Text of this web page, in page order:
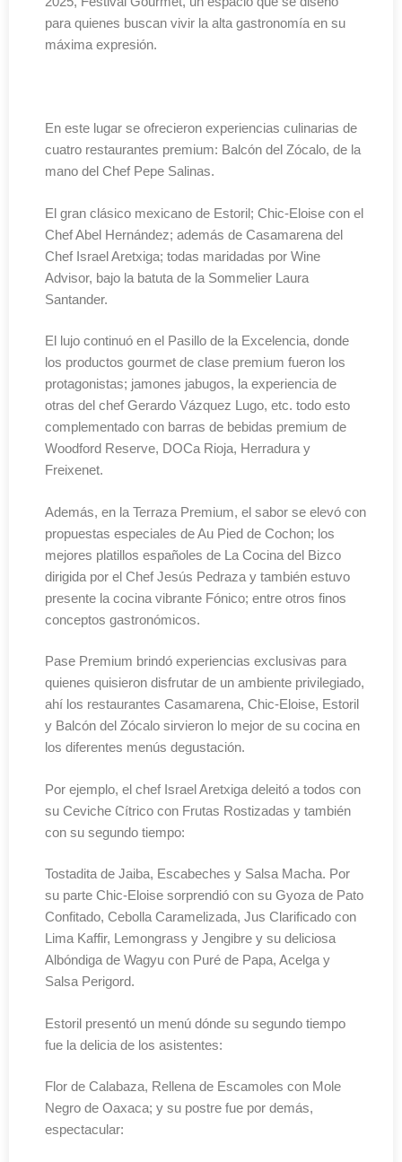
para quienes buscan vivir la alta gastronomía en su
máxima expresión.
En este lugar se ofrecieron experiencias culinarias de
cuatro restaurantes premium: Balcón del Zócalo, de la
mano del Chef Pepe Salinas.
El gran clásico mexicano de Estoril; Chic-Eloise con el
Chef Abel Hernández; además de Casamarena del
Chef Israel Aretxiga; todas maridadas por Wine
Advisor, bajo la batuta de la Sommelier Laura
Santander.
El lujo continuó en el Pasillo de la Excelencia, donde
los productos gourmet de clase premium fueron los
protagonistas; jamones jabugos, la experiencia de
otras del chef Gerardo Vázquez Lugo, etc. todo esto
complementado con barras de bebidas premium de
Woodford Reserve, DOCa Rioja, Herradura y
Freixenet.
Además, en la Terraza Premium, el sabor se elevó con
propuestas especiales de Au Pied de Cochon; los
mejores platillos españoles de La Cocina del Bizco
dirigida por el Chef Jesús Pedraza y también estuvo
presente la cocina vibrante Fónico; entre otros finos
conceptos gastronómicos.
Pase Premium brindó experiencias exclusivas para
quienes quisieron disfrutar de un ambiente privilegiado,
ahí los restaurantes Casamarena, Chic-Eloise, Estoril
y Balcón del Zócalo sirvieron lo mejor de su cocina en
los diferentes menús degustación.
Por ejemplo, el chef Israel Aretxiga deleitó a todos con
su Ceviche Cítrico con Frutas Rostizadas y también
con su segundo tiempo:
Tostadita de Jaiba, Escabeches y Salsa Macha. Por
su parte Chic-Eloise sorprendió con su Gyoza de Pato
Confitado, Cebolla Caramelizada, Jus Clarificado con
Lima Kaffir, Lemongrass y Jengibre y su deliciosa
Albóndiga de Wagyu con Puré de Papa, Acelga y
Salsa Perigord.
Estoril presentó un menú dónde su segundo tiempo
fue la delicia de los asistentes:
Flor de Calabaza, Rellena de Escamoles con Mole
Negro de Oaxaca; y su postre fue por demás,
espectacular: